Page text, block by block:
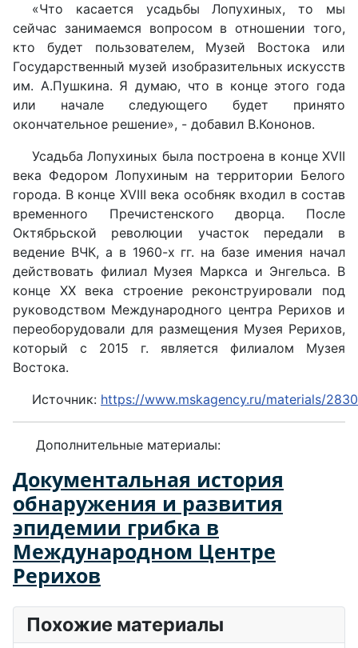
«Что касается усадьбы Лопухиных, то мы
сейчас занимаемся вопросом в отношении того,
кто будет пользователем, Музей Востока или
Государственный музей изобразительных искусств
им. А.Пушкина. Я думаю, что в конце этого года
или начале следующего будет принято
окончательное решение», - добавил В.Кононов.
Усадьба Лопухиных была построена в конце XVII
века Федором Лопухиным на территории Белого
города. В конце XVIII века особняк входил в состав
временного Пречистенского дворца. После
Октябрьской революции участок передали в
ведение ВЧК, а в 1960-х гг. на базе имения начал
действовать филиал Музея Маркса и Энгельса. В
конце XX века строение реконструировали под
руководством Международного центра Рерихов и
переоборудовали для размещения Музея Рерихов,
который с 2015 г. является филиалом Музея
Востока.
Источник: https://www.mskagency.ru/materials/
Дополнительные материалы:
Документальная история
обнаружения и развития
эпидемии грибка в
Международном Центре
Рерихов
Похожие материалы